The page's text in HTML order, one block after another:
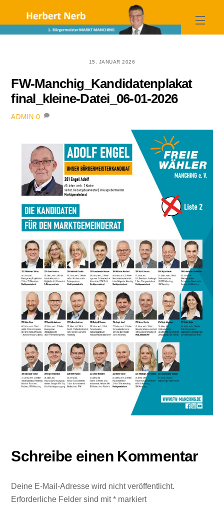
Menu
15. JANUAR 2026
FW-Manchig_Kandidatenplakat
final_kleine-Datei_06-01-2026
ADMIN 0
Schreibe einen Kommentar
Deine E-Mail-Adresse wird nicht veröffentlicht.
Erforderliche Felder sind mit* markiert